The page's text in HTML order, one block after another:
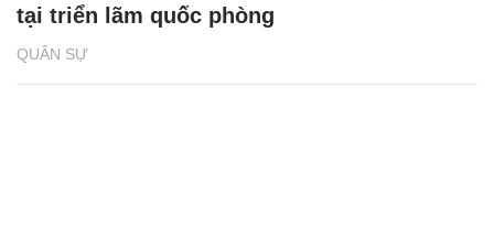
QUÂN SỰ
tại triển lãm quốc phòng